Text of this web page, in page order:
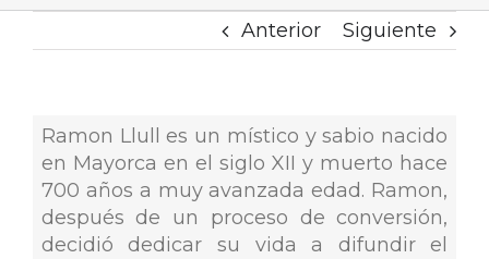
Anterior Siguiente
Ramon Llull es un místico y sabio nacido
en Mayorca en el siglo XII y muerto hace
700 años a muy avanzada edad. Ramon,
después de un proceso de conversión,
decidió dedicar su vida a difundir el